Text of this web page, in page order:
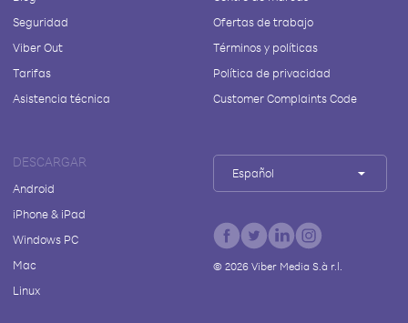
Seguridad
Viber Out
Tarifas
Asistencia técnica
Ofertas de trabajo
Términos y políticas
Política de privacidad
Customer Complaints Code
DESCARGAR
Android
iPhone & iPad
Windows PC
Mac
Linux
Español
© 2026Viber Media S.à r.l.